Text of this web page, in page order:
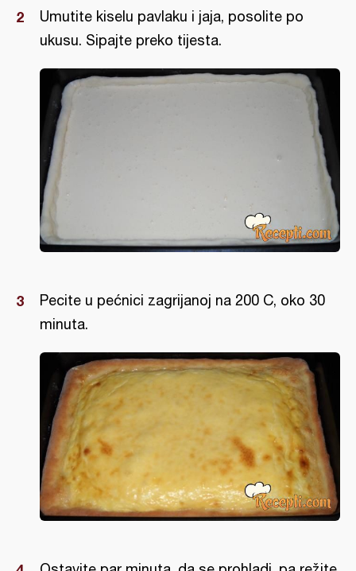
Umutite kiselu pavlaku i jaja, posolite po
ukusu. Sipajte preko tijesta.
Pecite u pećnici zagrijanoj na 200 C, oko 30
minuta.